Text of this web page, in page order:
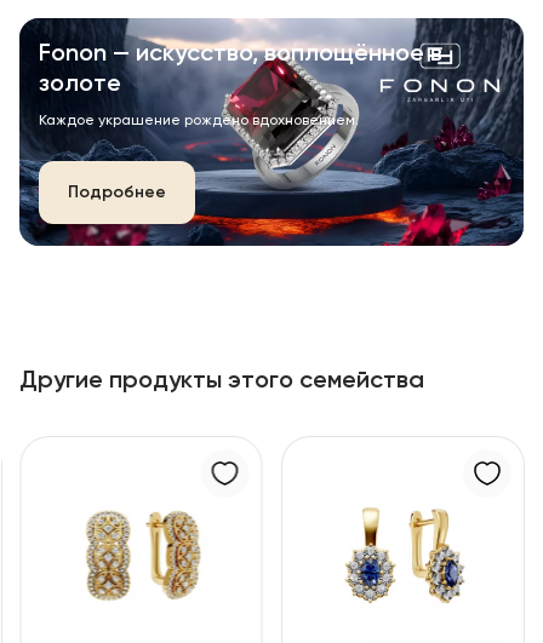
Fonon — искусство, воплощённое в
золоте
Каждое украшение рождено вдохновением.
Подробнее
Другие продукты этого семейства